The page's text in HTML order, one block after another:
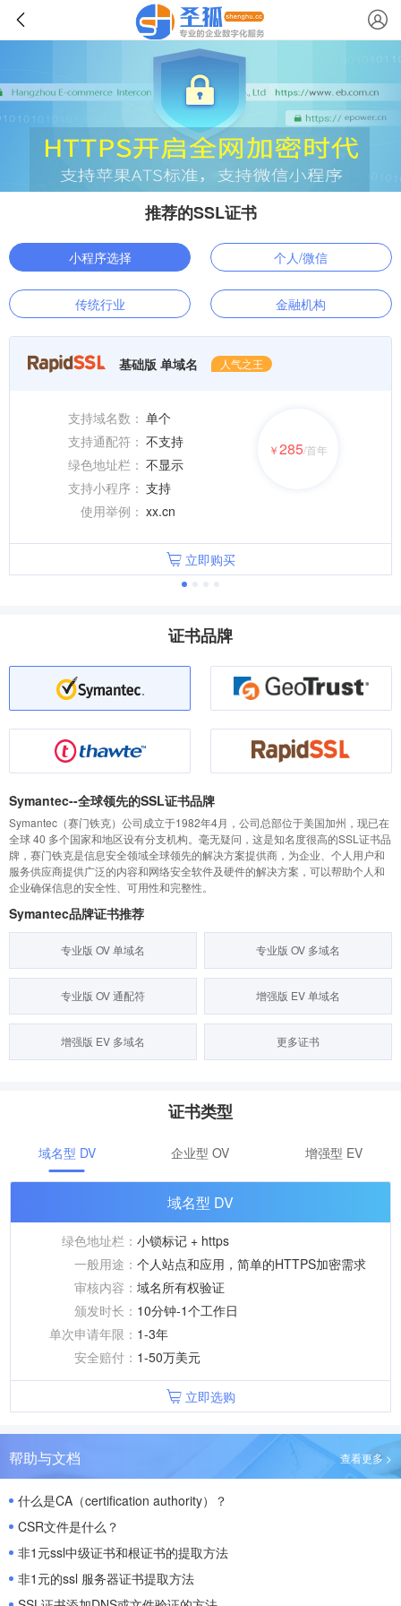
推荐的SSL证书
小程序选择 个人/微信
传统行业 金融机构
基础版 单域名 人气之王
支持域名数： 单个
支持通配符： 不支持
绿色地址栏： 不显示
支持小程序： 支持
使用举例： xx.cn
￥285/首年
立即购买
证书品牌
Symantec--全球领先的SSL证书品牌
Symantec（赛门铁克）公司成立于1982年4月，公司总部位于美国加州，现已在
全球 40 多个国家和地区设有分支机构。毫无疑问，这是知名度很高的SSL证书品
牌，赛门铁克是信息安全领域全球领先的解决方案提供商，为企业、个人用户和
服务供应商提供广泛的内容和网络安全软件及硬件的解决方案，可以帮助个人和
企业确保信息的安全性、可用性和完整性。
Symantec品牌证书推荐
专业版 OV 单域名 专业版 OV 多域名
专业版 OV 通配符 增强版 EV 单域名
增强版 EV 多域名 更多证书
证书类型
域名型 DV 企业型 OV 增强型 EV
域名型 DV
绿色地址栏：小锁标记 + https
一般用途：个人站点和应用，简单的HTTPS加密需求
审核内容：域名所有权验证
颁发时长： 10分钟-1个工作日
单次申请年限： 1-3年
安全赔付： 1-50万美元
立即选购
帮助与文档 查看更多 >
什么是CA（certification authority）？
CSR文件是什么？
非1元ssl中级证书和根证书的提取方法
非1元的ssl 服务器证书提取方法